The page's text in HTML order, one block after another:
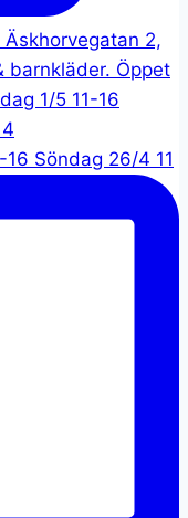
Söndag 26/4 11